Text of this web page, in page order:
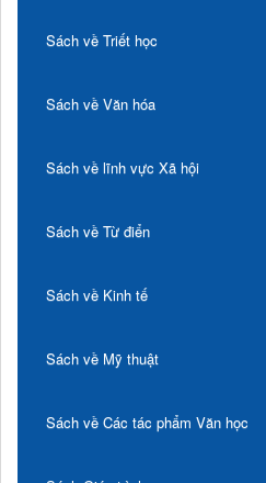
Sách về Triết học
Sách về Văn hóa
Sách về lĩnh vực Xã hội
Sách về Từ điển
Sách về Kinh tế
Sách về Mỹ thuật
Sách về Các tác phẩm Văn học